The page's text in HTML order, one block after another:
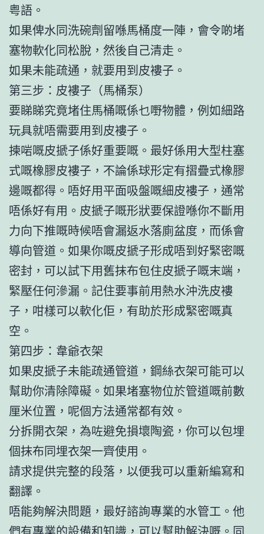
粤語。
如果俾水同洗碗劑留喺馬桶度一陣，會令啲堵
塞物軟化同松脫，然後自己清走。
如果未能疏通，就要用到皮褸子。
第三步：皮褸子（馬桶泵）
要睇睇究竟堵住馬桶嘅係乜嘢物體，例如細路
玩具就唔需要用到皮褸子。
揀啱嘅皮搋子係好重要嘅。最好係用大型柱塞
式嘅橡膠皮褸子，不論係球形定有摺疊式橡膠
邊嘅都得。唔好用平面吸盤嘅細皮褸子，通常
唔係好有用。皮搋子嘅形狀要保證喺你不斷用
力向下推嘅時候唔會漏返水落廁盆度，而係會
導向管道。如果你嘅皮搋子形成唔到好緊密嘅
密封，可以試下用舊抹布包住皮搋子嘅末端，
緊壓任何滲漏。記住要事前用熱水沖洗皮褸
子，咁樣可以軟化佢，有助於形成緊密嘅真
空。
第四步：韋爺衣架
如果皮搋子未能疏通管道，鋼絲衣架可能可以
幫助你清除障礙。如果堵塞物位於管道嘅前數
厘米位置，呢個方法通常都有效。
分拆開衣架，為咗避免損壞陶瓷，你可以包埋
個抹布同埋衣架一齊使用。
請求提供完整的段落，以便我可以重新編寫和
翻譯。
唔能夠解決問題，最好諮詢專業的水管工。他
們有專業的設備和知識，可以幫助解決嘅。同